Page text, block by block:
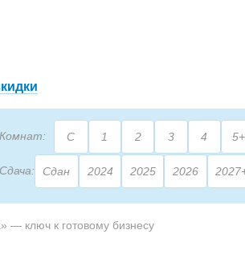
Комнат: С 1 2 3 4 5+
Сдача: Сдан 2024 2025 2026
— ключ к готовому бизнесу